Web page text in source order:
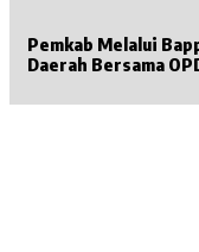
Pemkab Melalui
Daerah Bersama